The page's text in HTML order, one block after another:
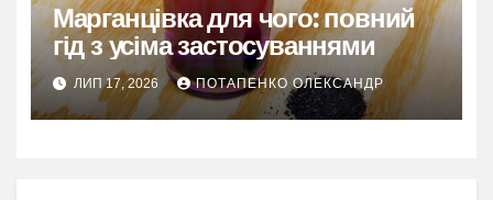
Марганцівка для чого: повний
гід з усіма застосуваннями
ЛИП 17, 2026 ПОТАПЕНКО ОЛЕКСАНДР